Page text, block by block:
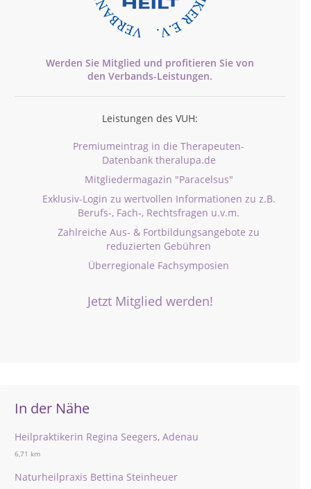
Werden Sie Mitglied und profitieren Sie von
den Verbands-Leistungen.
Leistungen des VUH:
Premiumeintrag in die Therapeuten-
Datenbank theralupa.de
Mitgliedermagazin "Paracelsus"
Exklusiv-Login zu wertvollen Informationen zu z.B.
Berufs-, Fach-, Rechtsfragen u.v.m.
Zahlreiche Aus- & Fortbildungsangebote zu
reduzierten Gebühren
Überregionale Fachsymposien
Jetzt Mitglied werden!
In der Nähe
Heilpraktikerin Regina Seegers, Adenau
6,71 km
Naturheilpraxis Bettina Steinheuer